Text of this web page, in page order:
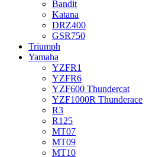
Bandit
Katana
DRZ400
GSR750
Triumph
Yamaha
YZFR1
YZFR6
YZF600 Thundercat
YZF1000R Thunderace
R3
R125
MT07
MT09
MT10